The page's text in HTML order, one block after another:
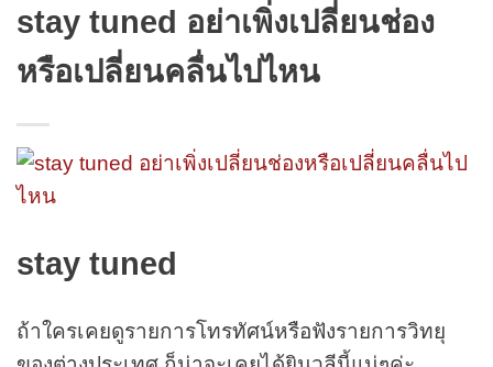
stay tuned อย่าเพิ่งเปลี่ยนช่อง
หรือเปลี่ยนคลื่นไปไหน
stay tuned
ถ้าใครเคยดูรายการโทรทัศน์หรือฟังรายการวิทยุ